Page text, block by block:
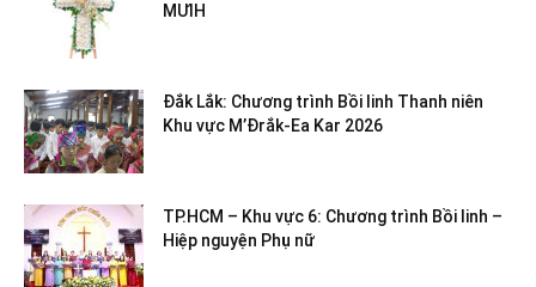
MƯIH
Đắk Lắk: Chương trình Bồi linh Thanh niên
Khu vực M’Đrắk-Ea Kar 2026
TP.HCM – Khu vực 6: Chương trình Bồi linh –
Hiệp nguyện Phụ nữ